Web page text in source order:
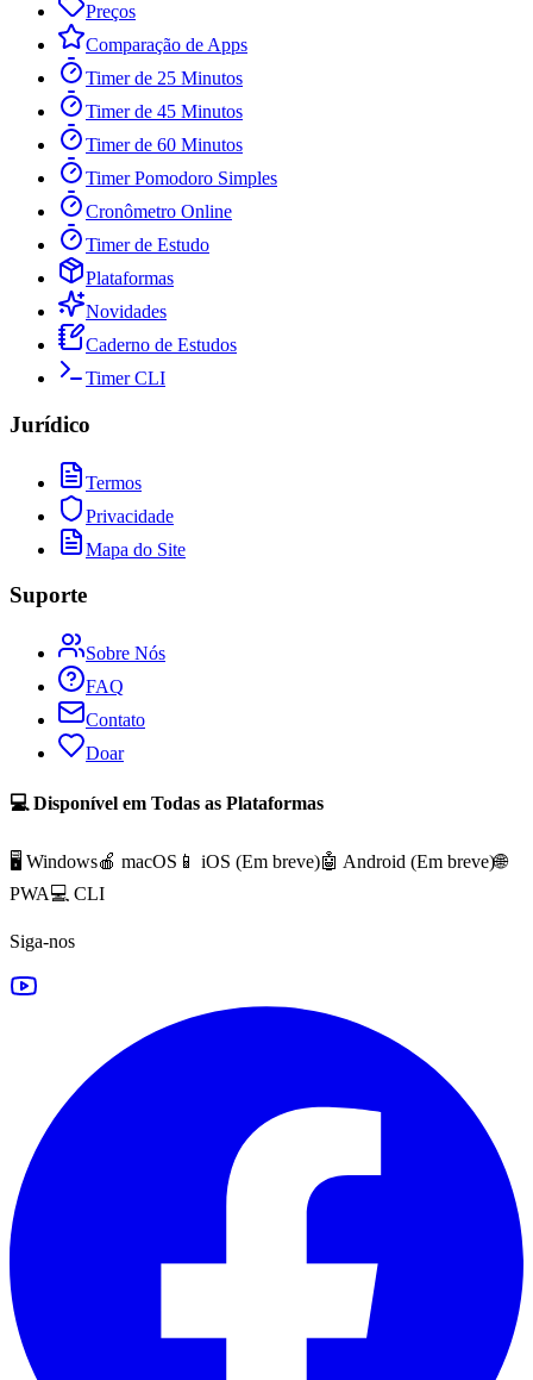
Preços
Comparação de Apps
Timer de 25 Minutos
Timer de 45 Minutos
Timer de 60 Minutos
Timer Pomodoro Simples
Cronômetro Online
Timer de Estudo
Plataformas
Novidades
Caderno de Estudos
Timer CLI
Jurídico
Termos
Privacidade
Mapa do Site
Suporte
Sobre Nós
FAQ
Contato
Doar
💻 Disponível em Todas as Plataformas
🖥️ Windows🍎 macOS 📱 iOS (Em breve)🤖 Android (Em breve)🌐
PWA💻 CLI
Siga-nos